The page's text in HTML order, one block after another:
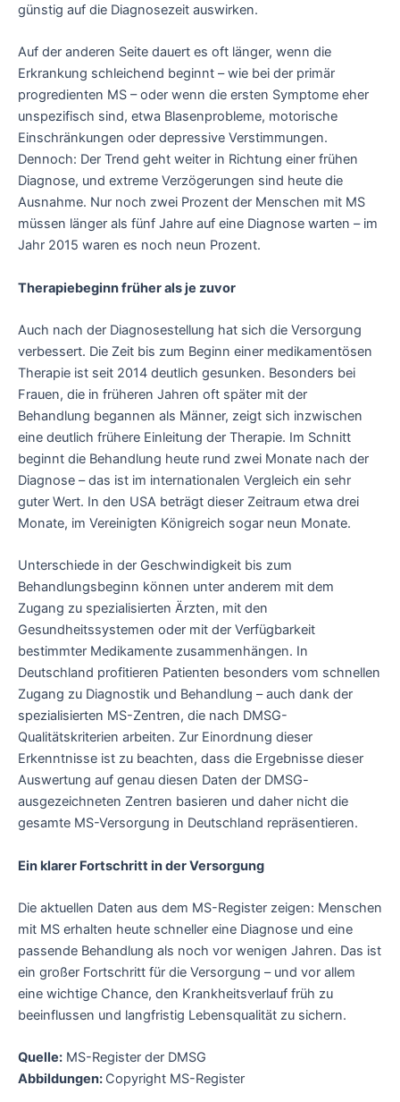
günstig auf die Diagnosezeit auswirken.
Auf der anderen Seite dauert es oft länger, wenn die
Erkrankung schleichend beginnt – wie bei der primär
progredienten MS – oder wenn die ersten Symptome eher
unspezifisch sind, etwa Blasenprobleme, motorische
Einschränkungen oder depressive Verstimmungen.
Dennoch: Der Trend geht weiter in Richtung einer frühen
Diagnose, und extreme Verzögerungen sind heute die
Ausnahme. Nur noch zwei Prozent der Menschen mit MS
müssen länger als fünf Jahre auf eine Diagnose warten – im
Jahr 2015 waren es noch neun Prozent.
Therapiebeginn früher als je zuvor
Auch nach der Diagnosestellung hat sich die Versorgung
verbessert. Die Zeit bis zum Beginn einer medikamentösen
Therapie ist seit 2014 deutlich gesunken. Besonders bei
Frauen, die in früheren Jahren oft später mit der
Behandlung begannen als Männer, zeigt sich inzwischen
eine deutlich frühere Einleitung der Therapie. Im Schnitt
beginnt die Behandlung heute rund zwei Monate nach der
Diagnose – das ist im internationalen Vergleich ein sehr
guter Wert. In den USA beträgt dieser Zeitraum etwa drei
Monate, im Vereinigten Königreich sogar neun Monate.
Unterschiede in der Geschwindigkeit bis zum
Behandlungsbeginn können unter anderem mit dem
Zugang zu spezialisierten Ärzten, mit den
Gesundheitssystemen oder mit der Verfügbarkeit
bestimmter Medikamente zusammenhängen. In
Deutschland profitieren Patienten besonders vom schnellen
Zugang zu Diagnostik und Behandlung – auch dank der
spezialisierten MS-Zentren, die nach DMSG-
Qualitätskriterien arbeiten. Zur Einordnung dieser
Erkenntnisse ist zu beachten, dass die Ergebnisse dieser
Auswertung auf genau diesen Daten der DMSG-
ausgezeichneten Zentren basieren und daher nicht die
gesamte MS-Versorgung in Deutschland repräsentieren.
Ein klarer Fortschritt in der Versorgung
Die aktuellen Daten aus dem MS-Register zeigen: Menschen
mit MS erhalten heute schneller eine Diagnose und eine
passende Behandlung als noch vor wenigen Jahren. Das ist
ein großer Fortschritt für die Versorgung – und vor allem
eine wichtige Chance, den Krankheitsverlauf früh zu
beeinflussen und langfristig Lebensqualität zu sichern.
Quelle: MS-Register der DMSG
Abbildungen: Copyright MS-Register